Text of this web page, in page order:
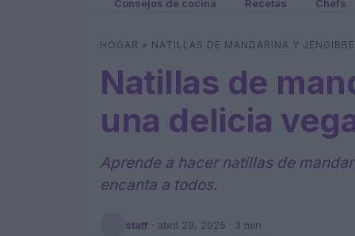
Consejos de cocina Recetas Chefs
HOGAR » NATILLAS DE MANDARINA Y
Natillas de
una delicia
Aprende a hacer natillas de
encanta a todos.
staff · abril 29, 2025 · 3 min